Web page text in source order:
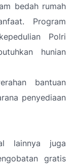
bedah rumah
Program
Polri
hunian
bantuan
penyediaan
lainnya juga
gratis